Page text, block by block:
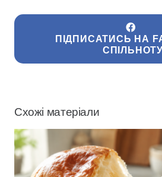
ПІДПИСАТИСЬ НА
СПІЛЬНОТУ
Схожі матеріали